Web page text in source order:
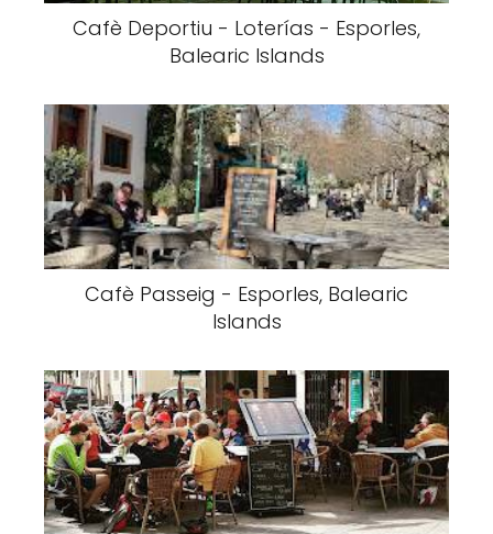
Cafè Deportiu - Loterías - Esporles,
Balearic Islands
Cafè Passeig - Esporles, Balearic
Islands